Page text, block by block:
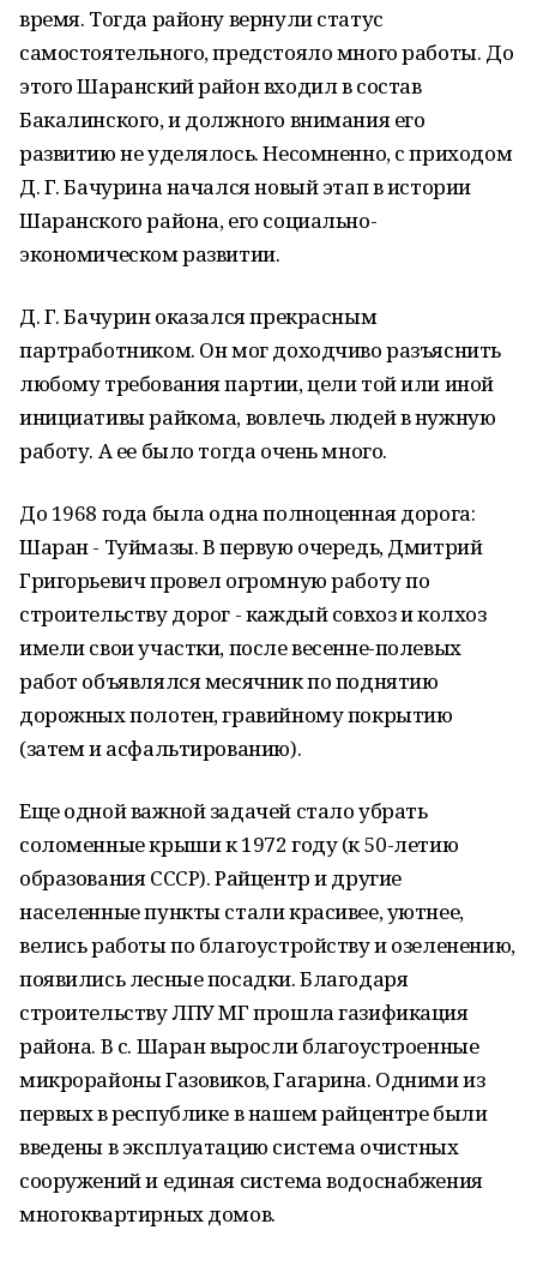
время. Тогда району вернули статус
самостоятельного, предстояло много работы. До
этого Шаранский район входил в состав
Бакалинского, и должного внимания его
развитию не уделялось. Несомненно, с приходом
Д. Г. Бачурина начался новый этап в истории
Шаранского района, его социально-
экономическом развитии.
Д. Г. Бачурин оказался прекрасным
партработником. Он мог доходчиво разъяснить
любому требования партии, цели той или иной
инициативы райкома, вовлечь людей в нужную
работу. А ее было тогда очень много.
До 1968 года была одна полноценная дорога:
Шаран - Туймазы. В первую очередь, Дмитрий
Григорьевич провел огромную работу по
строительству дорог - каждый совхоз и колхоз
имели свои участки, после весенне-полевых
работ объявлялся месячник по поднятию
дорожных полотен, гравийному покрытию
(затем и асфальтированию).
Еще одной важной задачей стало убрать
соломенные крыши к 1972 году (к 50-летию
образования СССР). Райцентр и другие
населенные пункты стали красивее, уютнее,
велись работы по благоустройству и озеленению,
появились лесные посадки. Благодаря
строительству ЛПУ МГ прошла газификация
района. В с. Шаран выросли благоустроенные
микрорайоны Газовиков, Гагарина. Одними из
первых в республике в нашем райцентре были
введены в эксплуатацию система очистных
сооружений и единая система водоснабжения
многоквартирных домов.